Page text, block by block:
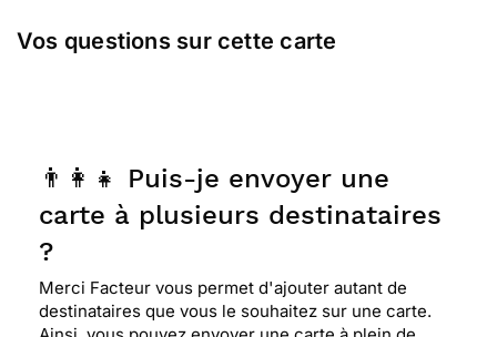
Vos questions sur cette carte
👨‍👩‍👧 Puis-je envoyer une
carte à plusieurs destinataires
?
Merci Facteur vous permet d'ajouter autant de
destinataires que vous le souhaitez sur une carte.